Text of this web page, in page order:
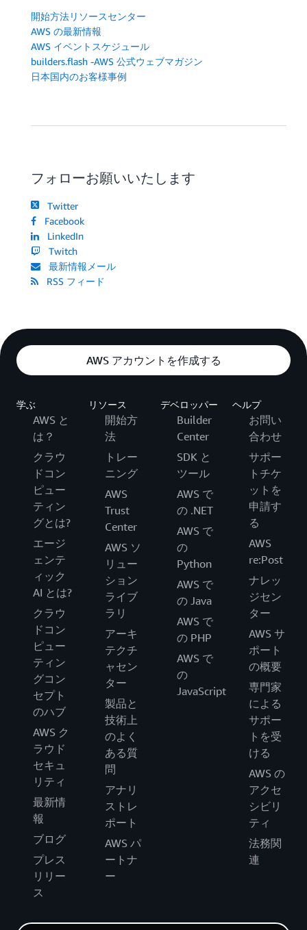
開始方法リソースセンター
AWS の最新情報
AWS イベントスケジュール
builders.flash -AWS 公式ウェブマガジン
日本国内のお客様事例
フォローお願いいたします
Twitter
Facebook
LinkedIn
Twitch
最新情報メール
RSS フィード
AWS アカウントを作成する
学ぶ
AWS と
は？
クラウ
ドコン
ピュー
ティン
グとは?
エージ
ェンテ
ィック
AI とは?
クラウ
ドコン
ピュー
ティン
グコン
セプト
のハブ
AWS ク
ラウド
セキュ
リティ
最新情
報
ブログ
プレス
リリー
ス
リソース
開始方
法
トレー
ニング
AWS
Trust
Center
AWS ソ
リュー
ション
ライブ
ラリ
アーキ
テクチ
ャセン
ター
製品と
技術上
のよく
ある質
問
アナリ
ストレ
ポート
AWS パ
ートナ
ー
デベロッパー
Builder
Center
SDK と
ツール
AWS で
の .NET
AWS で
の
Python
AWS で
の Java
AWS で
の PHP
AWS で
の
JavaScript
ヘルプ
お問い
合わせ
サポー
トチケ
ットを
申請す
る
AWS
re:Post
ナレッ
ジセン
ター
AWS サ
ポート
の概要
専門家
による
サポー
トを受
ける
AWS の
アクセ
シビリ
ティ
法務関
連